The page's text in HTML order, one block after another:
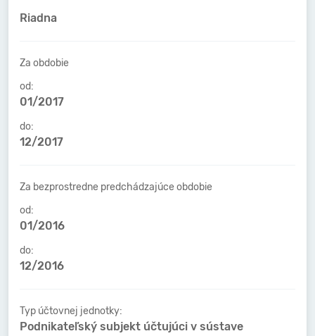
Riadna
Za obdobie
od:
01/2017
do:
12/2017
Za bezprostredne predchádzajúce obdobie
od:
01/2016
do:
12/2016
Typ účtovnej jednotky:
Podnikateľský subjekt účtujúci v sústave